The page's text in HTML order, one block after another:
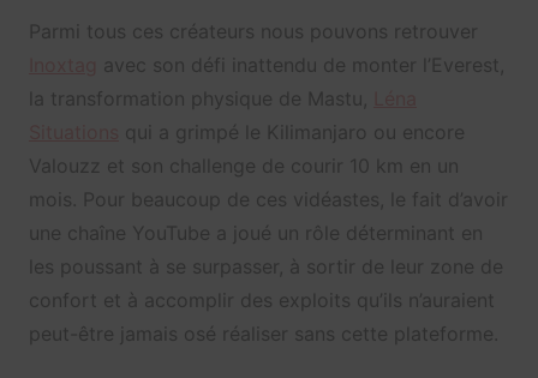
Parmi tous ces créateurs nous pouvons retrouver
avec son défi inattendu de monter l’Everest,
la transformation physique de Mastu,
qui a grimpé le Kilimanjaro ou encore
Valouzz et son challenge de courir 10 km en un
mois. Pour beaucoup de ces vidéastes, le fait d’avoir
une chaîne YouTube a joué un rôle déterminant en
les poussant à se surpasser, à sortir de leur zone de
confort et à accomplir des exploits qu’ils n’auraient
peut-être jamais osé réaliser sans cette plateforme.